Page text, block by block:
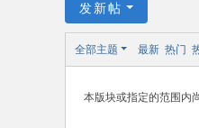
程
发新帖
全部主题 最新 热门
本版块或指定的范围内